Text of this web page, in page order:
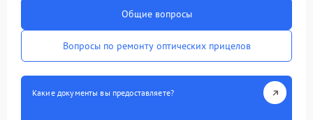
Общие вопросы
Вопросы по ремонту оптических прицелов
Какие документы вы предоставляете?